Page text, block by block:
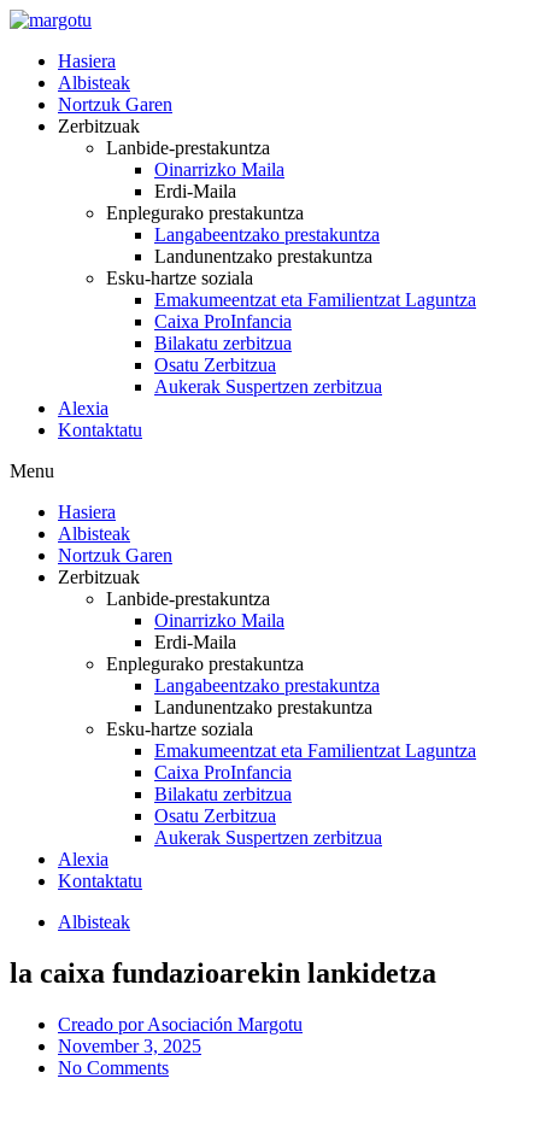
Skip
contentHasiera
Albisteak
Nortzuk Garen
Zerbitzuak
Lanbide-prestakuntza
Oinarrizko Maila
Erdi-Maila
Enplegurako prestakuntza
Langabeentzako prestakuntza
Landunentzako prestakuntza
Esku-hartze soziala
Emakumeentzat eta Familientzat Laguntza
Caixa ProInfancia
Bilakatu zerbitzua
Osatu Zerbitzua
Aukerak Suspertzen zerbitzua
Alexia
Kontaktatu
Menu
Hasiera
Albisteak
Nortzuk Garen
Zerbitzuak
Lanbide-prestakuntza
Oinarrizko Maila
Erdi-Maila
Enplegurako prestakuntza
Langabeentzako prestakuntza
Landunentzako prestakuntza
Esku-hartze soziala
Emakumeentzat eta Familientzat Laguntza
Caixa ProInfancia
Bilakatu zerbitzua
Osatu Zerbitzua
Aukerak Suspertzen zerbitzua
Alexia
Kontaktatu
Albisteak
la caixa fundazioarekin lankidetza
Creado porAsociación Margotu
November 3, 2025
No Comments